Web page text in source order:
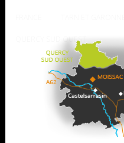
QUERCY SUD OUEST